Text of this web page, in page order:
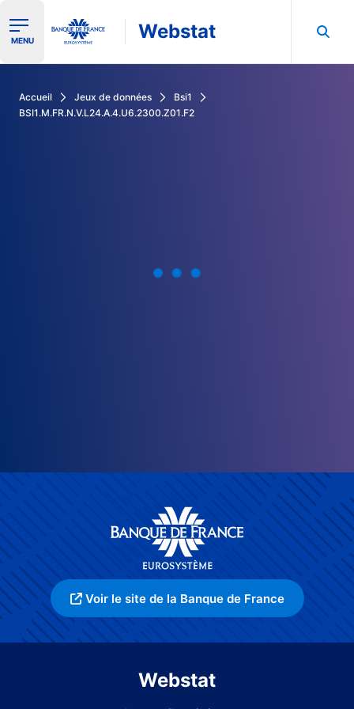
Ouvrir le menu de navigation
MENU Webstat
Accueil Jeux de données
Bsi1
BSI1.M.FR.N.V.L24.A.4.U6.2300.Z01.F2
Voir le site de la Banque de France
Webstat